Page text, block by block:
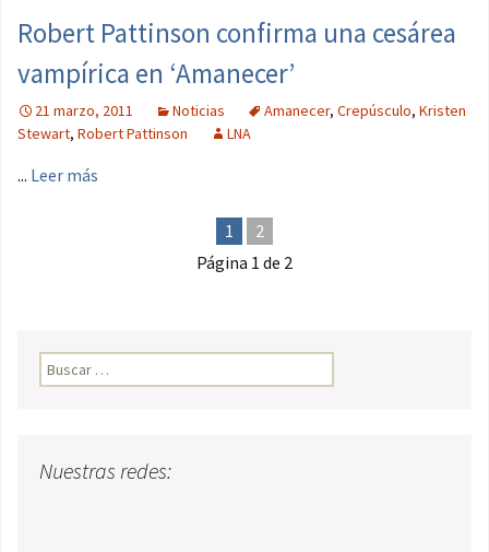
Robert Pattinson confirma una cesárea
vampírica en ‘Amanecer’
21 marzo, 2011 Noticias Amanecer, Crepúsculo, Kristen
Stewart, Robert Pattinson LNA
... Leer más
1
2
Página 1 de 2
Buscar:
Nuestras redes: